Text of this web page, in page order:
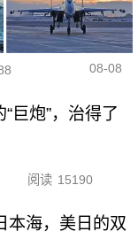
08-08
巨炮”，治得了
阅读 15190
本海，美日的双